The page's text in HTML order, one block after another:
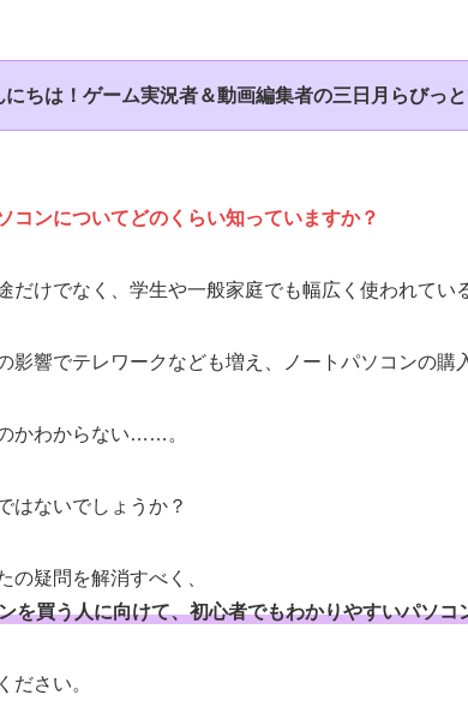
にちは！ゲーム実況者＆動画編集者の三日月らびっと
コンについてどのくらい知っていますか？
だけでなく、学生や一般家庭でも幅広く使われてい
影響でテレワークなども増え、ノートパソコンの購
かわからない……。
はないでしょうか？
の疑問を解消すべく、
を買う人に向けて、初心者でもわかりやすいパソコ
ださい。